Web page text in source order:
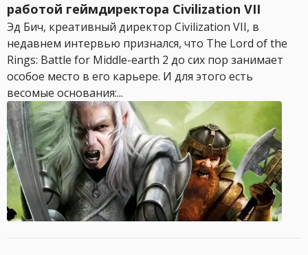
работой геймдиректора Civilization VII
Эд Бич, креативный директор Civilization VII, в
недавнем интервью признался, что The Lord of the
Rings: Battle for Middle-earth 2 до сих пор занимает
особое место в его карьере. И для этого есть
весомые основания:...